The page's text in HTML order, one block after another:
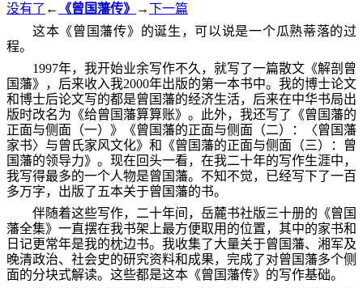
没有了 ← 《曾国藩传》 →下一篇
这本《曾国藩传》的诞生，可以说是一个瓜熟蒂落的过
程。
1997年，我开始业余写作不久，就写了一篇散文《解剖曾
国藩》，后来收入我2000年出版的第一本书中。我的博士论文
和博士后论文写的都是曾国藩的经济生活，后来在中华书局出
版时改名为《给曾国藩算算账》。此外，我还写了《曾国藩的
正面与侧面（一）》《曾国藩的正面与侧面（二）：〈曾国藩
家书〉与曾氏家风文化》和《曾国藩的正面与侧面（三）：曾
国藩的领导力》。现在回头一看，在我二十年的写作生涯中，
我写得最多的一个人物是曾国藩。不知不觉，已经写下了一百
多万字，出版了五本关于曾国藩的书。
伴随着这些写作，二十年间，岳麓书社版三十册的《曾国
藩全集》一直摆在我书架上最方便取用的位置，其中的家书和
日记更常年是我的枕边书。我收集了大量关于曾国藩、湘军及
晚清政治、社会史的研究资料和成果，完成了对曾国藩多个侧
面的分块式解读。这些都是这本《曾国藩传》的写作基础。